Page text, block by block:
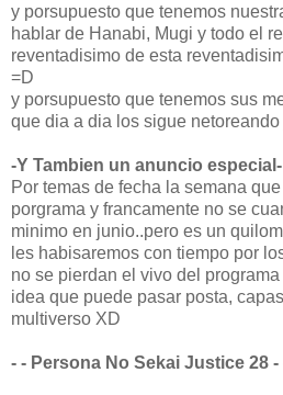
y porsupuesto que tenemos
hablar de Hanabi, Mugi y todo el
reventadisimo de esta
=D
y porsupuesto que tenemos sus
que dia a dia los sigue
-Y Tambien un anuncio especial-
Por temas de fecha la semana
porgrama y francamente no se
minimo en junio..pero es un
les habisaremos con tiempo por
no se pierdan el vivo del
idea que puede pasar posta,
multiverso XD
- - Persona No Sekai Justice 28 -